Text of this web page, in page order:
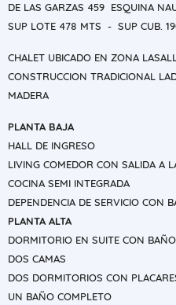
DE LAS GARZAS 459 ESQUINA
SUP LOTE 478 MTS - SUP CUB.
CHALET UBICADO EN ZONA
CONSTRUCCION TRADICIONAL
MADERA
PLANTA BAJA
HALL DE INGRESO
LIVING COMEDOR CON SALIDA A
COCINA SEMI INTEGRADA
DEPENDENCIA DE SERVICIO CON
PLANTA ALTA
DORMITORIO EN SUITE CON
DOS CAMAS
DOS DORMITORIOS CON
UN BAÑO COMPLETO